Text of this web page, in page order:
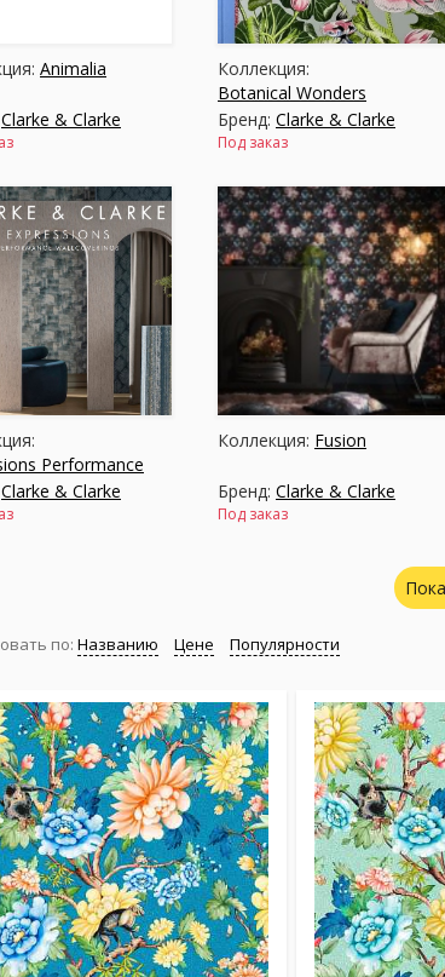
Animalia
Clarke & Clarke
Коллекция:
Botanical Wonders
Бренд: Clarke & Clarke
Под заказ
Performance
Clarke & Clarke
Коллекция: Fusion
Бренд: Clarke & Clarke
Под заказ
Secret Garden
Clarke & Clarke
Коллекция: Vivido
Бренд: Clarke & Clarke
Под заказ
по: Названию Цене Популярности